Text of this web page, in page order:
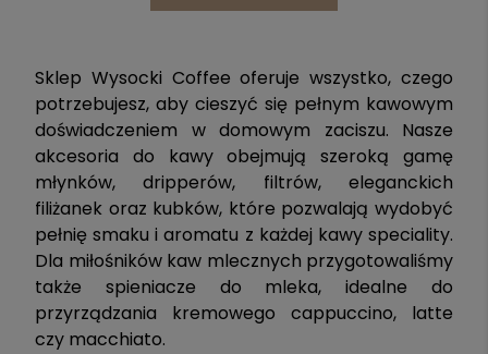
Sklep Wysocki Coffee oferuje wszystko, czego
potrzebujesz, aby cieszyć się pełnym kawowym
doświadczeniem w domowym zaciszu. Nasze
akcesoria do kawy obejmują szeroką gamę
młynków, dripperów, filtrów, eleganckich
filiżanek oraz kubków, które pozwalają wydobyć
pełnię smaku i aromatu z każdej kawy speciality.
Dla miłośników kaw mlecznych przygotowaliśmy
także spieniacze do mleka, idealne do
przyrządzania kremowego cappuccino, latte
czy macchiato.